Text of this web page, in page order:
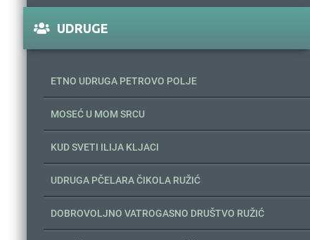
UDRUGE
ETNO UDRUGA PETROVO POLJE
MOSEĆ U MOM SRCU
KUD SVETI ILIJA KLJACI
UDRUGA PČELARA ČIKOLA RUŽIĆ
DOBROVOLJNO VATROGASNO DRUŠTVO RUŽIĆ